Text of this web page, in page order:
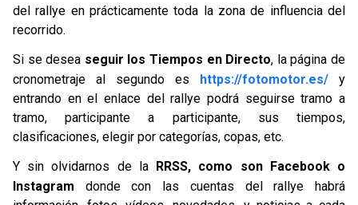
del rallye en prácticamente toda la zona de influencia del
recorrido.
Si se desea seguir los Tiempos en Directo, la página de
cronometraje al segundo es https://fotomotor.es/ y
entrando en el enlace del rallye podrá seguirse tramo a
tramo, participante a participante, sus tiempos,
clasificaciones, elegir por categorías, copas, etc.
Y sin olvidarnos de la RRSS, como son Facebook o
Instagram donde con las cuentas del rallye habrá